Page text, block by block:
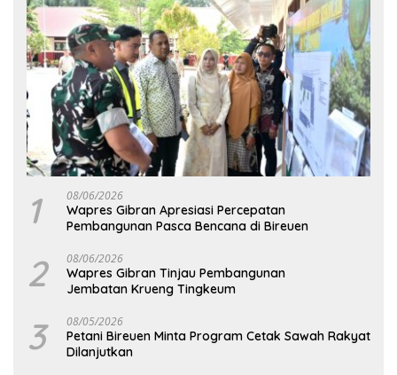
1 08/06/2026
Wapres Gibran Apresiasi Percepatan
Pembangunan Pasca Bencana di Bireuen
2 08/06/2026
Wapres Gibran Tinjau Pembangunan
Jembatan Krueng Tingkeum
3 08/05/2026
Petani Bireuen Minta Program Cetak Sawah Rakyat
Dilanjutkan